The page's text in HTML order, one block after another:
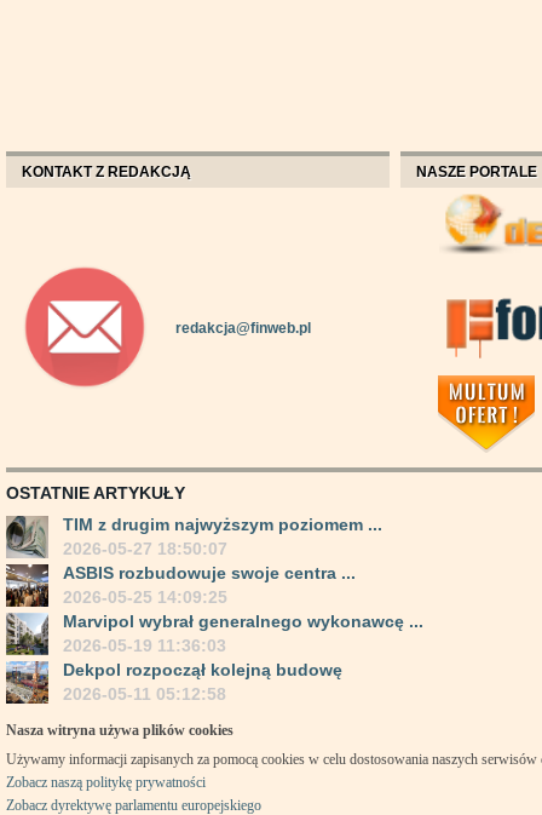
KONTAKT Z REDAKCJĄ
redakcja@finweb.pl
NASZE PORTALE
OSTATNIE ARTYKUŁY
TIM z drugim najwyższym poziomem ...
2026-05-27 18:50:07
ASBIS rozbudowuje swoje centra ...
2026-05-25 14:09:25
Marvipol wybrał generalnego wykonawcę ...
2026-05-19 11:36:03
Dekpol rozpoczął kolejną budowę
2026-05-11 05:12:58
Nasza witryna używa plików cookies
Używamy informacji zapisanych za pomocą cookies w celu dostosowania naszych
Zobacz naszą politykę prywatności
Zobacz dyrektywę parlamentu europejskiego